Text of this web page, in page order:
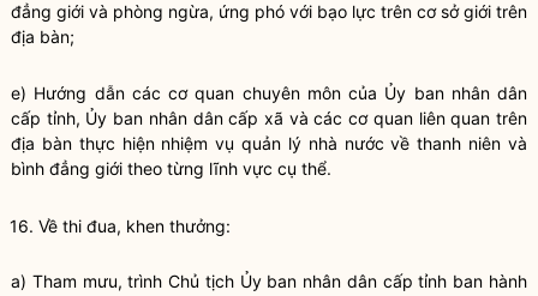
đẳng giới và phòng ngừa, ứng phó với bạo lực trên cơ sở giới trên
địa bàn;
e) Hướng dẫn các cơ quan chuyên môn của Ủy ban nhân dân
cấp tỉnh, Ủy ban nhân dân cấp xã và các cơ quan liên quan trên
địa bànthực hiện nhiệm vụquản lý nhà nước về thanh niên và
bình đẳng giới theo từng lĩnh vực cụ thể.
16. Về thi đua, khen thưởng:
a) Tham mưu, trình Chủ tịch Ủy ban nhân dâncấp tỉnh ban hành